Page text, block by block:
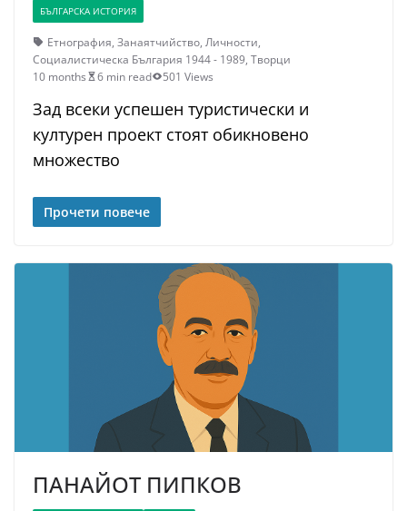
БЪЛГАРСКА ИСТОРИЯ
Етнография, Занаятчийство, Личности,
Социалистическа България 1944 - 1989, Творци
10 months
6 min read 501 Views
Зад всеки успешен туристически и
културен проект стоят обикновено
множество
Прочети повече
ПАНАЙОТ ПИПКОВ